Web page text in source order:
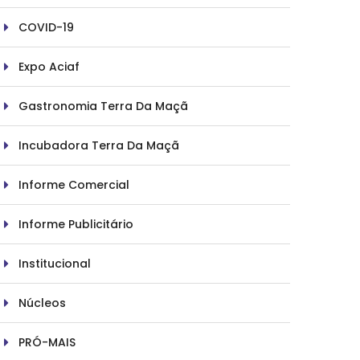
COVID-19
Expo Aciaf
Gastronomia Terra Da Maçã
Incubadora Terra Da Maçã
Informe Comercial
Informe Publicitário
Institucional
Núcleos
PRÓ-MAIS